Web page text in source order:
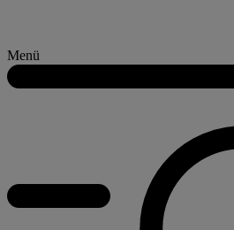
Menü